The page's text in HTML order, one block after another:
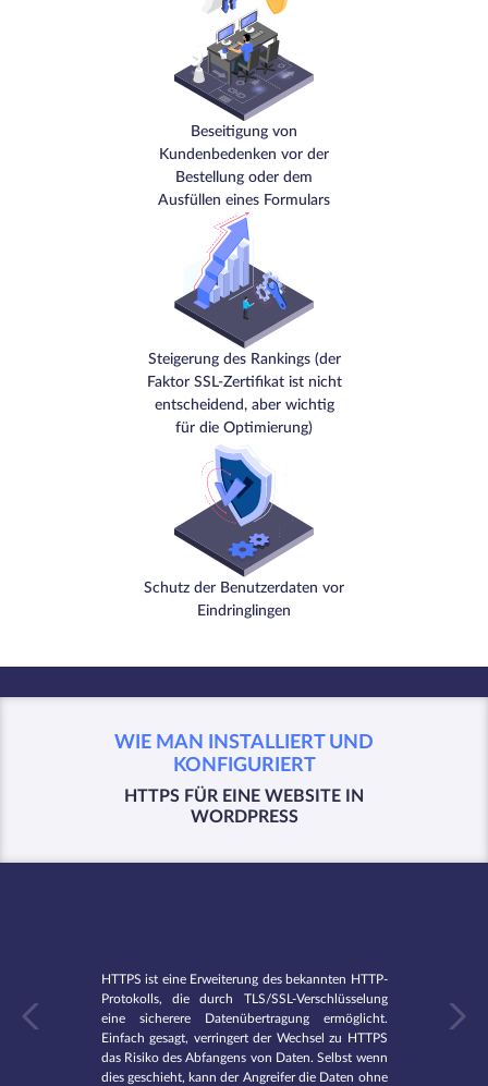
Beseitigung von
Kundenbedenken vor der
Bestellung oder dem
Ausfüllen eines Formulars
Steigerung des Rankings (der
Faktor SSL-Zertifikat ist nicht
entscheidend, aber wichtig
für die Optimierung)
Schutz der Benutzerdaten vor
Eindringlingen
WIE MAN INSTALLIERT UND
KONFIGURIERT
HTTPS FÜR EINE WEBSITE IN
WORDPRESS
HTTPS ist eine Erweiterung des bekannten HTTP-
Protokolls, die durch TLS/SSL-Verschlüsselung
eine sicherere Datenübertragung ermöglicht.
Einfach gesagt, verringert der Wechsel zu HTTPS
das Risiko des Abfangens von Daten. Selbst wenn
dies geschieht, kann der Angreifer die Daten ohne